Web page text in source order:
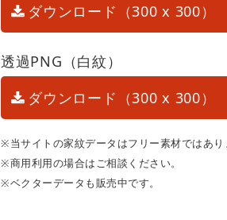
ダウンロード（300 x 300）
透過PNG（白紋）
ダウンロード（300 x 300）
※当サイトの家紋データはフリー素材ではあり
※商用利用の場合はご相談ください。
※ベクターデータも販売中です。